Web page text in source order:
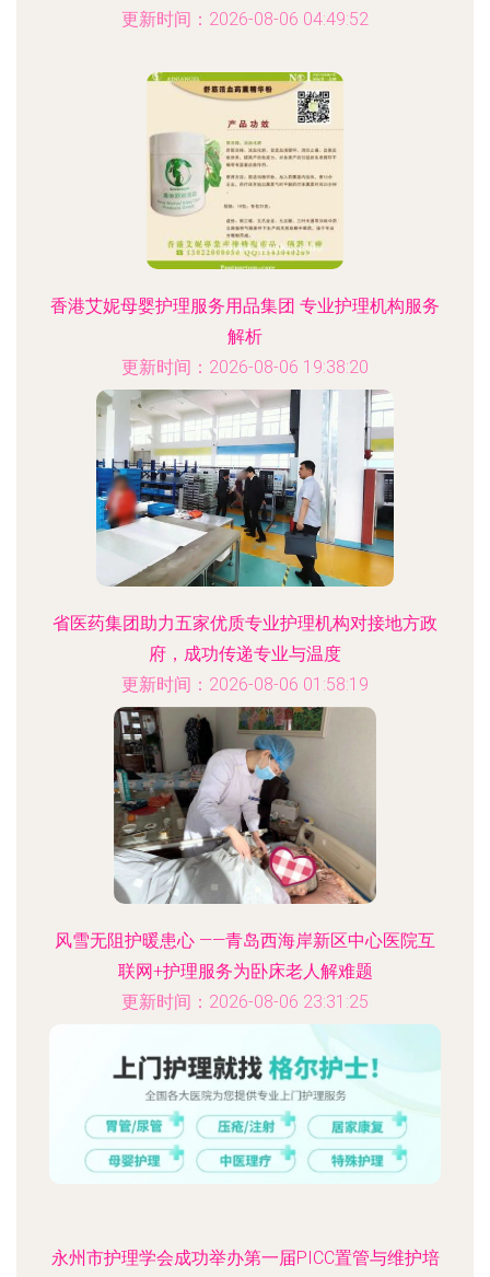
更新时间：2026-08-06 04:49:52
香港艾妮母婴护理服务用品集团 专业护理机构服务
解析
更新时间：2026-08-06 19:38:20
省医药集团助力五家优质专业护理机构对接地方政
府，成功传递专业与温度
更新时间：2026-08-06 01:58:19
风雪无阻护暖患心 ——青岛西海岸新区中心医院互
联网+护理服务为卧床老人解难题
更新时间：2026-08-06 23:31:25
永州市护理学会成功举办第一届PICC置管与维护培